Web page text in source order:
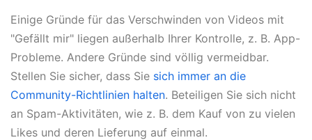
Einige Gründe für das Verschwinden von Videos mit
"Gefällt mir" liegen außerhalb Ihrer Kontrolle, z. B. App-
Probleme. Andere Gründe sind völlig vermeidbar.
Stellen Sie sicher, dass Sie sich immer an die
Community-Richtlinien halten. Beteiligen Sie sich nicht
an Spam-Aktivitäten, wie z. B. dem Kauf von zu vielen
Likes und deren Lieferung auf einmal.